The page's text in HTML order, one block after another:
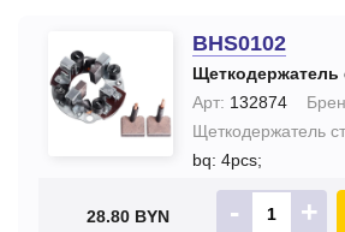
BHS0102
Щеткодержатель
Арт: 132874
Щеткодержатель
bq: 4pcs;
28.80 BYN - +